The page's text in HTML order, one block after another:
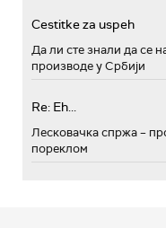
Cestitke za uspeh
Да ли сте знали да се
производе у Србији
Re: Eh...
Лесковачка спржа –
пореклом